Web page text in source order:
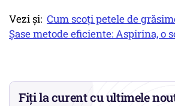
Vezi și: Cum scoți petele de
Șase metode eficiente: Aspirina, o
Fiți la curent cu ultimele